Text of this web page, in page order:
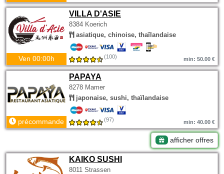
VILLA D'ASIE
8384 Koerich
asiatique, chinoise, thaïlandaise
Ven 00:00h (100) min: 50.00 €
PAPAYA
8278 Mamer
japonaise, sushi, thaïlandaise
précommande (97) min: 40.00 €
afficher offres
KAIKO SUSHI
8011 Strassen